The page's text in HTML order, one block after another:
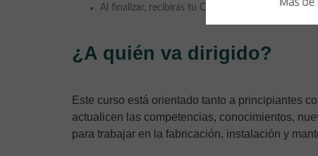
Al finalizar, recibirás tu Certificación Acreditativa
¿A quién va dirigido?
Este curso está orientado tanto a principiantes
actualicen las competencias, conocimientos,
para trabajar en la fabricación, instalación y